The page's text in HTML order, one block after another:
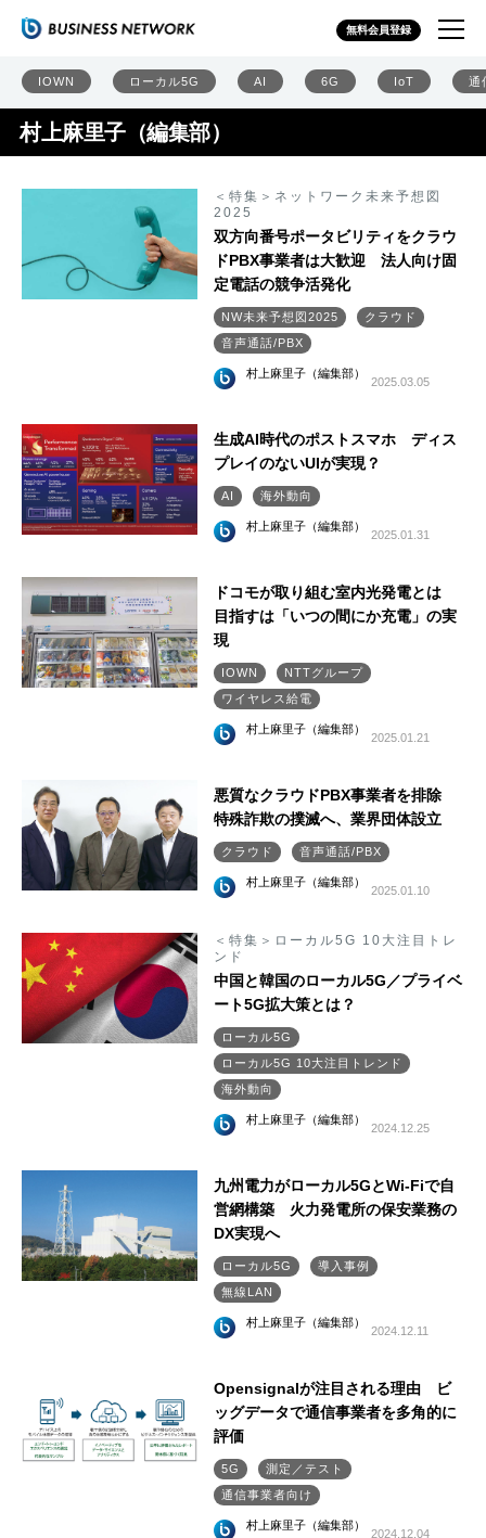
無料会員登録
IOWN ローカル5G AI 6G IoT 通
村上麻里子（編集部）
＜特集＞ネットワーク未来予想図
2025
双方向番号ポータビリティをクラウ
ドPBX事業者は大歓迎 法人向け固
定電話の競争活発化
NW未来予想図2025
クラウド
音声通話/PBX
村上麻里子（編集部）
2025.03.05
生成AI時代のポストスマホ ディス
プレイのないUIが実現？
AI 海外動向
村上麻里子（編集部）
2025.01.31
ドコモが取り組む室内光発電とは
目指すは「いつの間にか充電」の実
現
IOWN
NTTグループ
ワイヤレス給電
村上麻里子（編集部）
2025.01.21
悪質なクラウドPBX事業者を排除
特殊詐欺の撲滅へ、業界団体設立
クラウド 音声通話/PBX
村上麻里子（編集部）
2025.01.10
＜特集＞ローカル5G 10大注目トレ
ンド
中国と韓国のローカル5G／プライベ
ート5G拡大策とは？
ローカル5G
ローカル5G 10大注目トレンド
海外動向
村上麻里子（編集部）
2024.12.25
九州電力がローカル5GとWi-Fiで自
営網構築 火力発電所の保安業務の
DX実現へ
ローカル5G
導入事例
無線LAN
村上麻里子（編集部）
2024.12.11
Opensignalが注目される理由 ビ
ッグデータで通信事業者を多角的に
評価
5G
測定／テスト
通信事業者向け
村上麻里子（編集部）
2024.12.04